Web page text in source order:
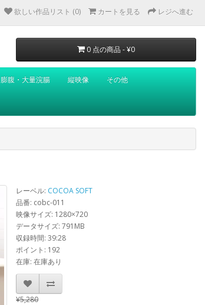
欲しい作品リスト (0) カートを見る レジへ進む
0 点の商品 - ¥0
膨腹・大量浣腸 縦映像 その他
レーベル: COCOA SOFT
品番: cobc-011
映像サイズ: 1280×720
データサイズ: 791MB
収録時間: 39:28
ポイント: 192
在庫: 在庫あり
¥5,280